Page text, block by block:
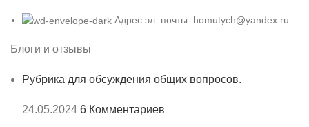
Адрес эл. почты: homutych@yandex.ru
Блоги и отзывы
Рубрика для обсуждения общих вопросов.
24.05.2024 6 Комментариев